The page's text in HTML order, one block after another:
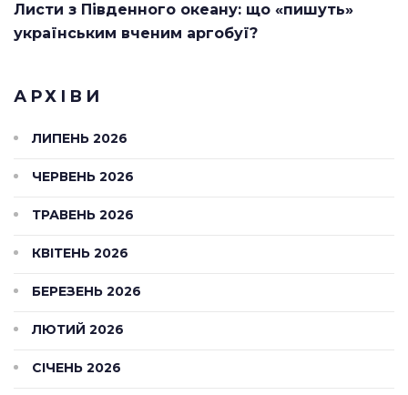
Листи з Південного океану: що «пишуть»
українським вченим аргобуї?
АРХІВИ
ЛИПЕНЬ 2026
ЧЕРВЕНЬ 2026
ТРАВЕНЬ 2026
КВІТЕНЬ 2026
БЕРЕЗЕНЬ 2026
ЛЮТИЙ 2026
СІЧЕНЬ 2026